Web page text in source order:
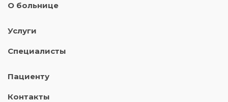
О больнице
Услуги
Специалисты
Пациенту
Контакты